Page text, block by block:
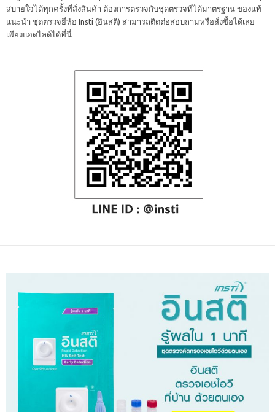
สบายใจได้ทุกครั้งที่สั่งสินค้า ต้องการตรวจกับชุดตรวจที่ได้มาตรฐาน ของแท้
แนะนำ ชุดตรวจยี่ห้อ Insti (อินสติ) สามารถติดต่อสอบถามหรือสั่งซื้อได้เลย
เพียงแอดไลด์ได้ที่นี่